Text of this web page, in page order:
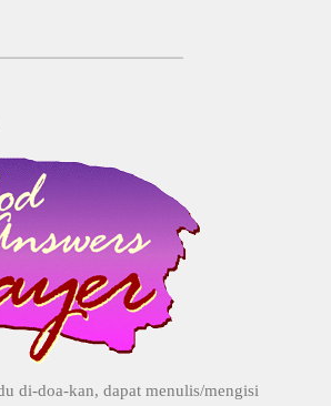
di-doa-kan, dapat menulis/mengisi